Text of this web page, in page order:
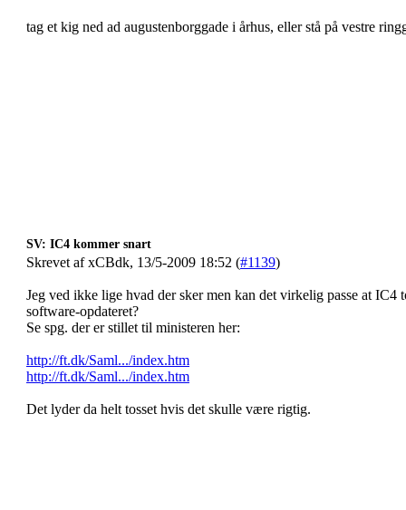
tag et kig ned ad augustenborggade i århus, eller stå på vestre
SV: IC4 kommer snart
Skrevet af xCBdk, 13/5-2009 18:52 (#1139)
Jeg ved ikke lige hvad der sker men kan det virkelig passe at
software-opdateret?
Se spg. der er stillet til ministeren her:
http://ft.dk/Saml.../index.htm
http://ft.dk/Saml.../index.htm
Det lyder da helt tosset hvis det skulle være rigtig.